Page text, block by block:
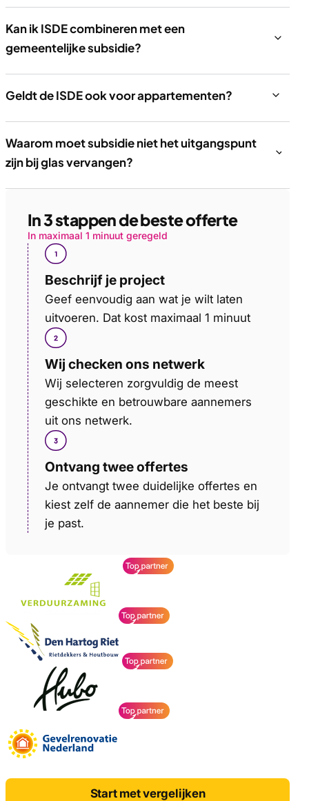
Kan ik ISDE combineren met een
gemeentelijke subsidie?
Geldt de ISDE ook voor appartementen?
Waarom moet subsidie niet het uitgangspunt
zijn bij glas vervangen?
In 3 stappen de beste offerte
In maximaal 1 minuut geregeld
Beschrijf je project
Geef eenvoudig aan wat je wilt laten
uitvoeren. Dat kost maximaal 1 minuut
Wij checken ons netwerk
Wij selecteren zorgvuldig de meest
geschikte en betrouwbare aannemers
uit ons netwerk.
Ontvang twee offertes
Je ontvangt twee duidelijke offertes en
kiest zelf de aannemer die het beste bij
je past.
Start met vergelijken